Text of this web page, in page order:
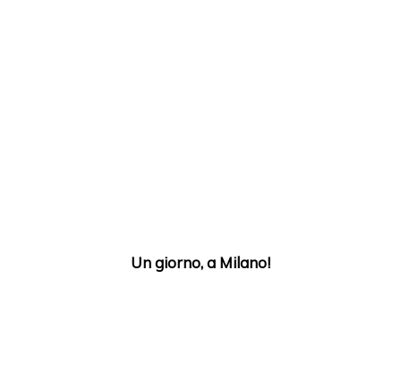
Un giorno, a Milano!